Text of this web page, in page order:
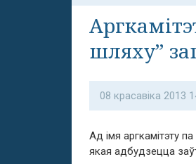
шляху”
08 красавіка 2013
Ад імя аргкамітэту
якая адбудзецца